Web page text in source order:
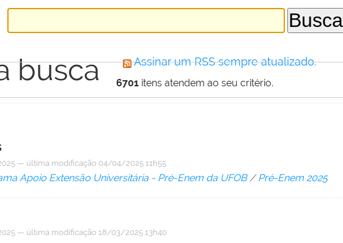
busca Assinar um RSS sempre atualizado.
6701itens atendem ao seu critério.
— última modificação 04/04/2025 11h55
Apoio Extensão Universitária - Pré-Enem da UFOB /Pré-Enem 2025
— última modificação 18/03/2025 13h40